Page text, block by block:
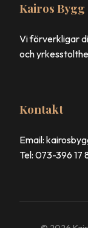
Kairos Bygg
Vi förverkligar
och
Kontakt
Email:
Tel: 073-396 17